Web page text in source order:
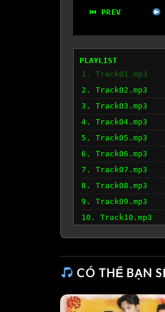
⏮ PREV
PLAYLIST
1. Track01.mp3
2. Track02.mp3
3. Track03.mp3
4. Track04.mp3
5. Track05.mp3
6. Track06.mp3
7. Track07.mp3
8. Track08.mp3
9. Track09.mp3
10. Track10.mp3
CÓ THỂ BẠN